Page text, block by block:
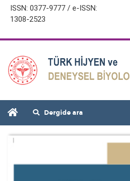
ISSN: 0377-9777 / e-ISSN:
1308-2523
Dergide ara